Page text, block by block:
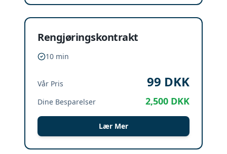
Rengjøringskontrakt
10 min
Vår Pris 99 DKK
Dine Besparelser 2,500 DKK
Lær Mer